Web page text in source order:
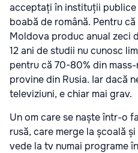
acceptați în instituții publice
boabă de română. Pentru
Moldova produc anual zeci
12 ani de studii nu cunosc
pentru că 70-80% din
provine din Rusia. Iar dacă
televiziuni, e chiar mai grav.
Un om care se naște într-o
rusă, care merge la școală
vede la tv numai programe